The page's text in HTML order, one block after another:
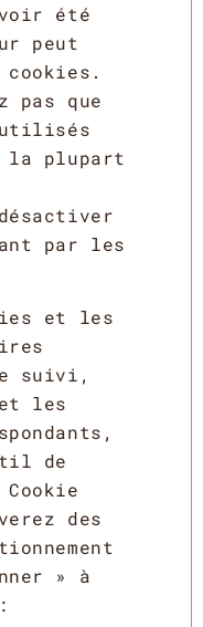
été
peut
pas que
utilisés
la plupart
par les
et les
suivi,
les
de
des
» à